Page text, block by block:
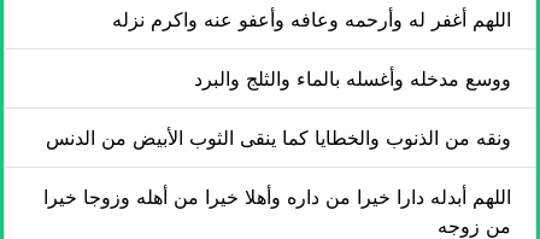
اللهم أغفر له وأرحمه وعافه وأعفو عنه واكرم نزله
ووسع مدخله وأغسله بالماء والثلج والبرد
ونقه من الذنوب والخطايا كما ينقى الثوب الأبيض من الدنس
اللهم أبدله دارا خيرا من داره وأهلا خيرا من أهله وزوجا خيرا
من زوجه